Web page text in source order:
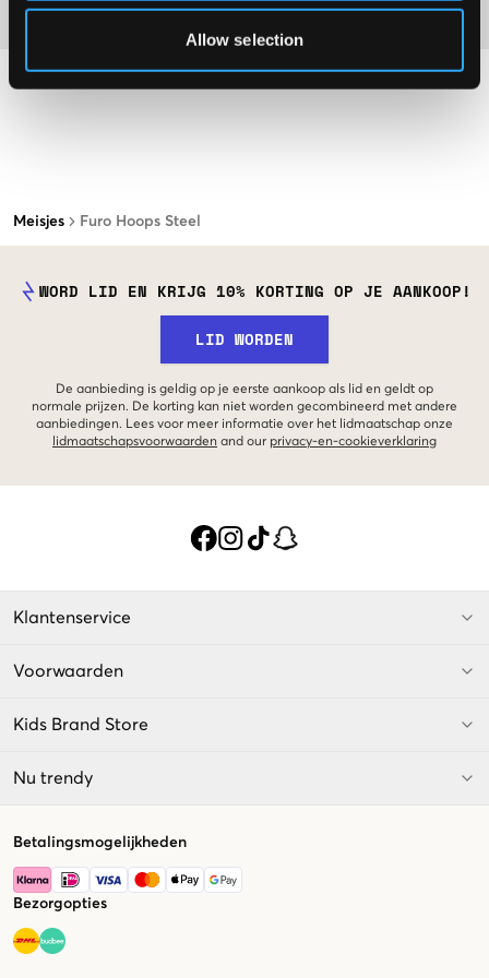
Allow selection
Meisjes Furo Hoops Steel
Materiaal
WORD LID EN KRIJG 10% KORTING OP JE AANKOOP!
LID WORDEN
De aanbieding is geldig op je eerste aankoop als lid en geldt op
normale prijzen. De korting kan niet worden gecombineerd met andere
aanbiedingen. Lees voor meer informatie over het lidmaatschap onze
lidmaatschapsvoorwaarden and our privacy-en-cookieverklaring
Klantenservice
Voorwaarden
Kids Brand Store
Nu trendy
Betalingsmogelijkheden
Bezorgopties